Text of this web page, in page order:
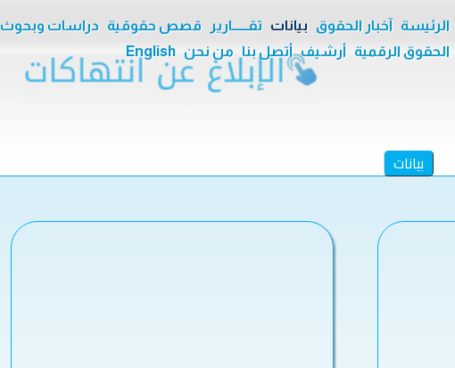
الرئيسة آخبار الحقوق بيانات تقــــــارير قصص حقوقية دراسات وبحوث
الحقوق الرقمية
أرشيف أتصل بنا من نحن English
بيانات